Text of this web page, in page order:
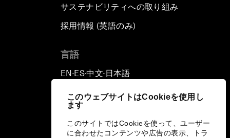
このウェブサイトはCookieを使用し
ます
このサイトではCookieを使って、ユーザー
に合わせたコンテンツや広告の表示、トラ
サステナビリティへの取り組み
採用情報 (英語のみ)
言語
EN ▪ ES▪中文▪ 日本語